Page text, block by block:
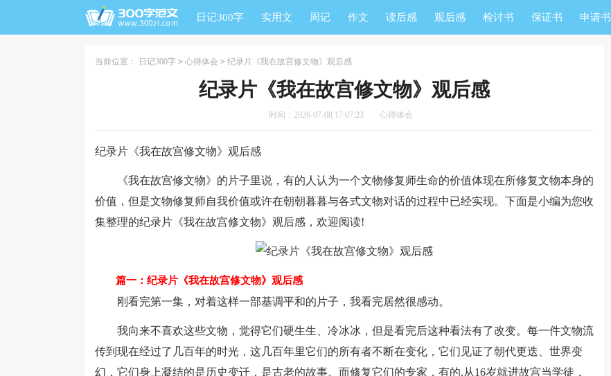
日记300字 实用文 周记 作文 读后感 观后感 检讨书 保证书 申请书
当前位置： 日记300字 > 心得体会 > 纪录片《我在故宫修文物》观后感
纪录片《我在故宫修文物》观后感
时间：2026-07-08 17:07:23 心得体会
纪录片《我在故宫修文物》观后感
《我在故宫修文物》的片子里说，有的人认为一个文物修复师生命的价值体现在所修复文物本身的
价值，但是文物修复师自我价值或许在朝朝暮暮与各式文物对话的过程中已经实现。下面是小编为您收
集整理的纪录片《我在故宫修文物》观后感，欢迎阅读!
篇一：纪录片《我在故宫修文物》观后感
刚看完第一集，对着这样一部基调平和的片子，我看完居然很感动。
我向来不喜欢这些文物，觉得它们硬生生、冷冰冰，但是看完后这种看法有了改变。每一件文物流
传到现在经过了几百年的时光，这几百年里它们的所有者不断在变化，它们见证了朝代更迭、世界变
幻，它们身上凝结的是历史变迁，是古老的故事。而修复它们的专家，有的.从16岁就进故宫当学徒，